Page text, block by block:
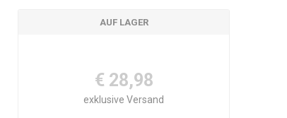
AUF LAGER
€ 28,98
exklusiveVersand